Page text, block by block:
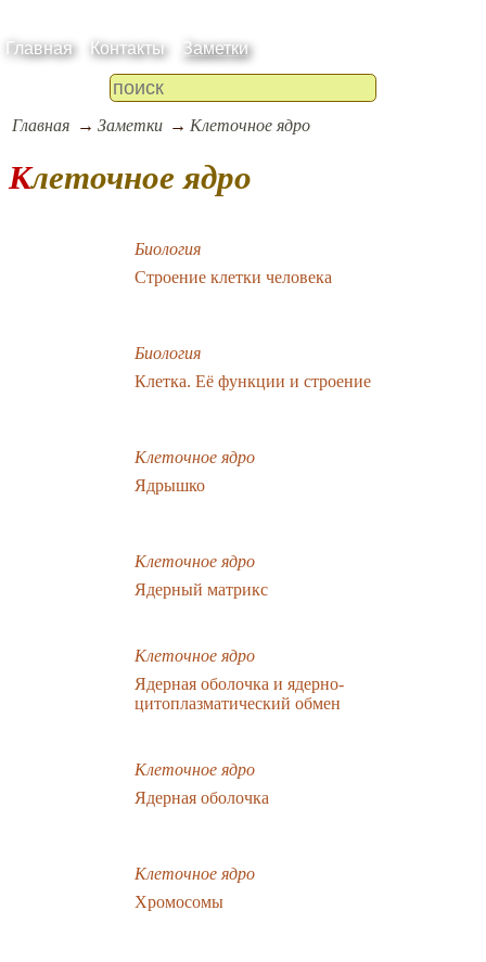
Главная Контакты Заметки
Главная Заметки Клеточное ядро
Клеточное ядро
Биология
Строение клетки человека
Биология
Клетка. Её функции и строение
Клеточное ядро
Ядрышко
Клеточное ядро
Ядерный матрикс
Клеточное ядро
Ядерная оболочка и ядерно-
цитоплазматический обмен
Клеточное ядро
Ядерная оболочка
Клеточное ядро
Хромосомы